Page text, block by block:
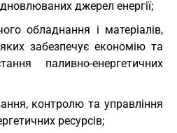
джерел енергії;
обладнання і матеріалів,
забезпечує економію та
паливно-енергетичних
контролю та управління
ресурсів;